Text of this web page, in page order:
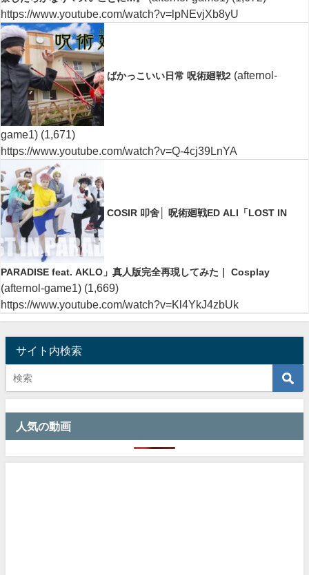
https://www.youtube.com/watch?v=lpNEvjXb8yU
ばかっこいい日常 呪術廻戦2 (afternol-
game1) (1,671)
https://www.youtube.com/watch?v=Q-4cj39LnYA
COSIR 叩舍│ 呪術廻戦ED ALI「LOST IN
PARADISE feat. AKLO」真人版完全再現してみた｜ Cosplay
(afternol-game1) (1,669)
https://www.youtube.com/watch?v=Kl4YkJ4zbUk
サイト内検索
人気の動画